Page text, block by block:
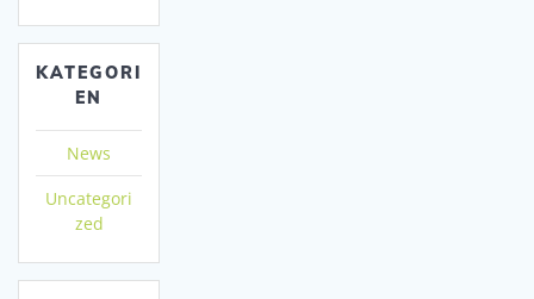
KATEGORI
EN
News
Uncategori
zed